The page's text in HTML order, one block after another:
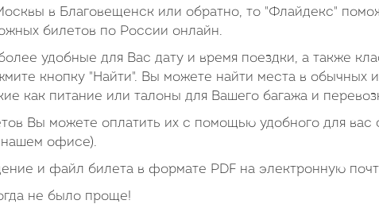
в Благовещенск или обратно, то "Флайдекс"
билетов по России онлайн.
удобные для Вас дату и время поездки, а также
кнопку "Найти". Вы можете найти места в обычных
как питание или талоны для Вашего багажа и
Вы можете оплатить их с помощью удобного для вас
офисе).
и файл билета в формате PDF на электронную
не было проще!